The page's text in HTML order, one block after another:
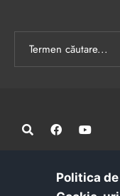
Administrația publică
Politica